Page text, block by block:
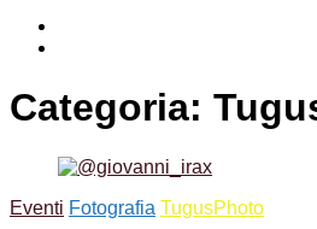
Categoria:
Eventi Fotografia TugusPhoto